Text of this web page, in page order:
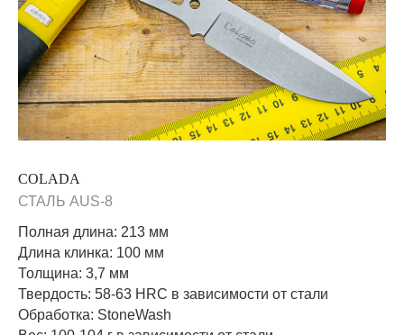
COLADA
СТАЛЬ AUS-8
Полная длина: 213 мм
Длина клинка: 100 мм
Толщина: 3,7 мм
Твердость: 58-63 HRC в зависимости от стали
Обработка: StoneWash